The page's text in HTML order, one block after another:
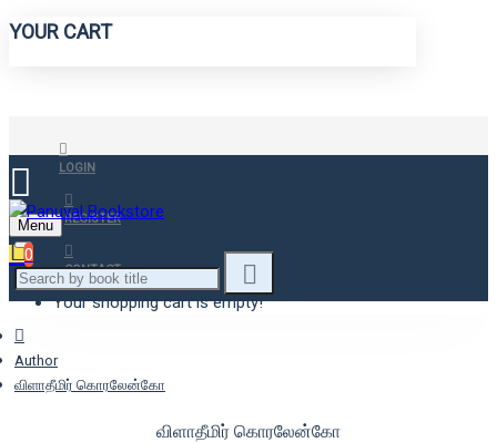
YOUR CART
LOGIN
REGISTER
CONTACT
Menu
0
Your shopping cart is empty!
Author
விளாதீமிர் கொரலேன்கோ
விளாதீமிர் கொரலேன்கோ